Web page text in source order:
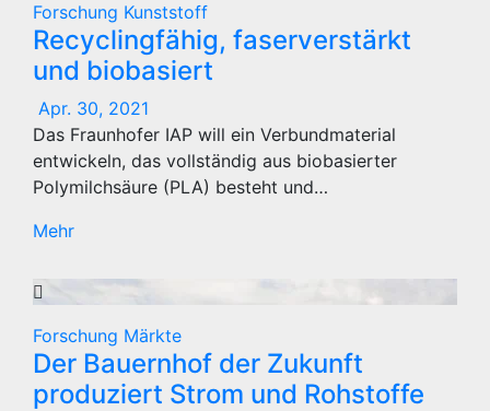
Forschung Kunststoff
Recyclingfähig, faserverstärkt
und biobasiert
Apr. 30, 2021
Das Fraunhofer IAP will ein Verbundmaterial
entwickeln, das vollständig aus biobasierter
Polymilchsäure (PLA) besteht und…
Mehr
Forschung Märkte
Der Bauernhof der Zukunft
produziert Strom und Rohstoffe